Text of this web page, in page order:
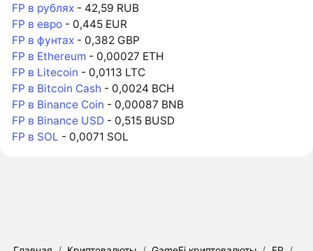
FP в рублях - 42,59 RUB
FP в евро - 0,445 EUR
FP в фунтах - 0,382 GBP
FP в Ethereum - 0,00027 ETH
FP в Litecoin - 0,0113 LTC
FP в Bitcoin Cash - 0,0024 BCH
FP в Binance Coin - 0,00087 BNB
FP в Binance USD - 0,515 BUSD
FP в SOL - 0,0071 SOL